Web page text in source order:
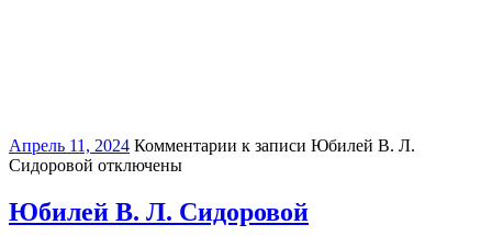
Апрель 11, 2024 Комментарии к записи Юбилей В. Л.
Сидоровой отключены
Юбилей В. Л. Сидоровой